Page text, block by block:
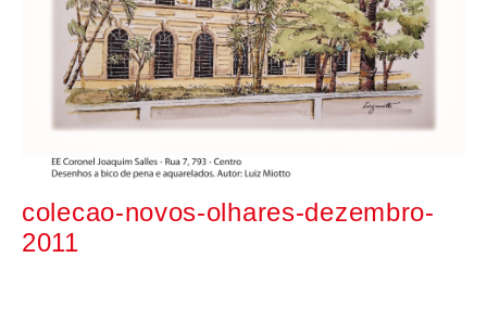
colecao-novos-olhares-dezembro-
2011